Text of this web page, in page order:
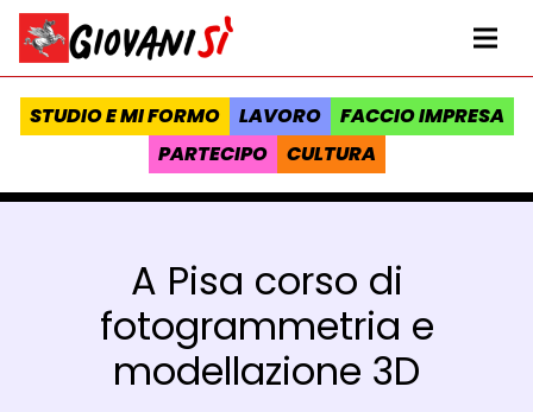
Vai al contenuto
Homepage Giovanisì - Progetto della Regione Toscana
STUDIO E MI FORMO LAVORO
FACCIO IMPRESA
PARTECIPO
CULTURA
A Pisa corso di
fotogrammetria e
modellazione 3D